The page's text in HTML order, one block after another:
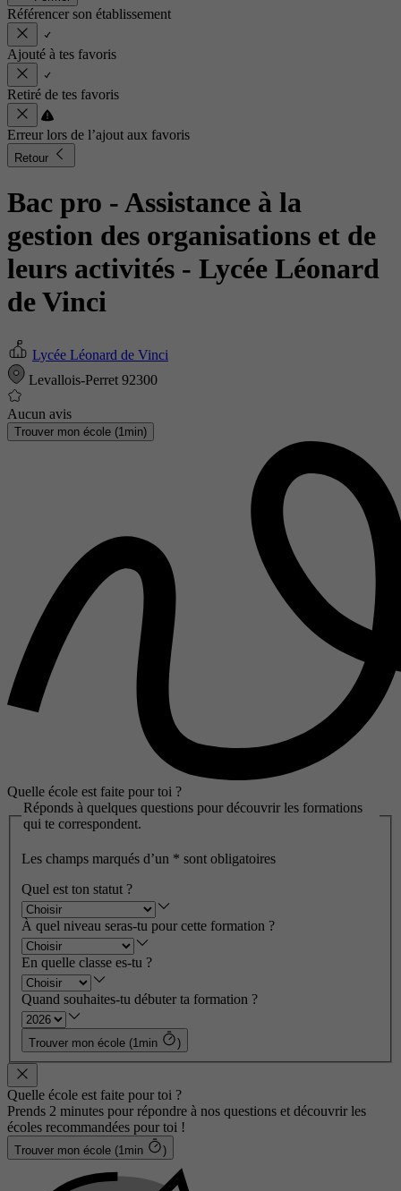
Référencer son établissement
Ajouté à tes favoris
Retiré de tes favoris
Erreur lors de l’ajout aux favoris
Retour
Bac pro - Assistance à la
gestion des organisations et de
leurs activités - Lycée Léonard
de Vinci
Lycée Léonard de Vinci
Levallois-Perret 92300
Aucun avis
Trouver mon école (1min)
Quelle école est faite pour toi ?
Réponds à quelques questions pour découvrir les formations
qui te correspondent.
Les champs marqués d’un * sont obligatoires
Quel est ton statut ?
À quel niveau seras-tu pour cette formation ?
En quelle classe es-tu ?
Quand souhaites-tu débuter ta formation ?
Trouver mon école (1min )
Quelle école est faite pour toi ?
Prends 2 minutes pour répondre à nos questions et découvrir les
écoles recommandées pour toi !
Trouver mon école (1min )